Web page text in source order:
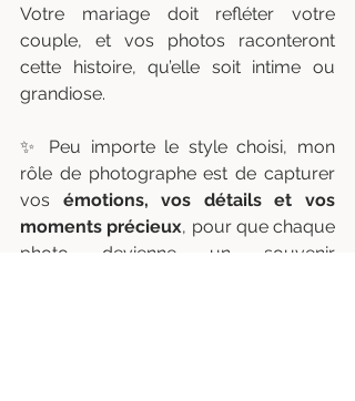
Votre mariage doit refléter votre
couple, et vos photos raconteront
cette histoire, qu’elle soit intime ou
grandiose.
✨ Peu importe le style choisi, mon
rôle de photographe est de capturer
vos émotions, vos détails et vos
moments précieux, pour que chaque
photo devienne un souvenir